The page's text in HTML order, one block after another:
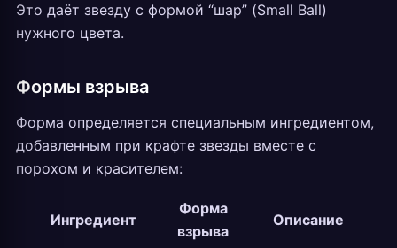
Это даёт звезду с формой “шар” (Small Ball)
нужного цвета.
Формы взрыва
Форма определяется специальным ингредиентом,
добавленным при крафте звезды вместе с
порохом и красителем:
Ингредиент
Форма
взрыва
Описание